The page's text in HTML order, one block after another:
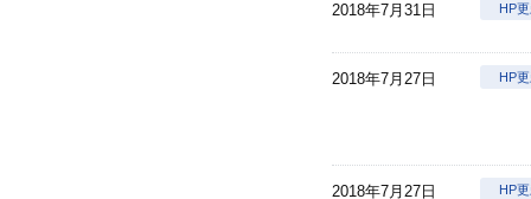
2018年7月31日 HP
2018年7月27日 HP
2018年7月27日 HP